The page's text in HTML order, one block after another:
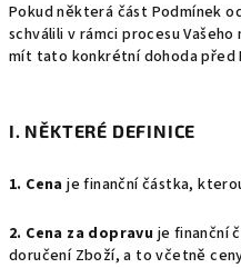
Pokud některá část Podmínek
schválili v rámci procesu Vašeho
mít tato konkrétní dohoda před
I. NĚKTERÉ DEFINICE
1. Cenaje finanční částka,
2. Cena za dopravu je finanční
doručení Zboží, a to včetně